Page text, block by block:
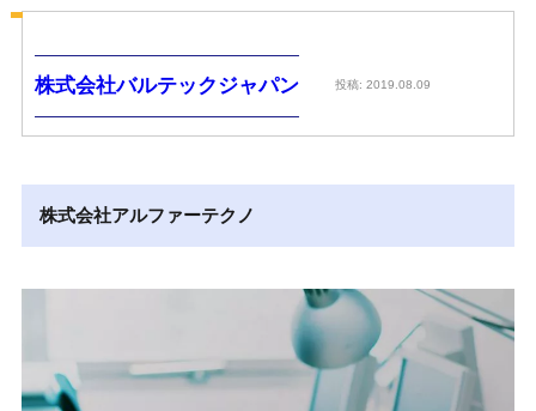
株式会社バルテックジャパン 投稿: 2019.08.09
株式会社アルファーテクノ